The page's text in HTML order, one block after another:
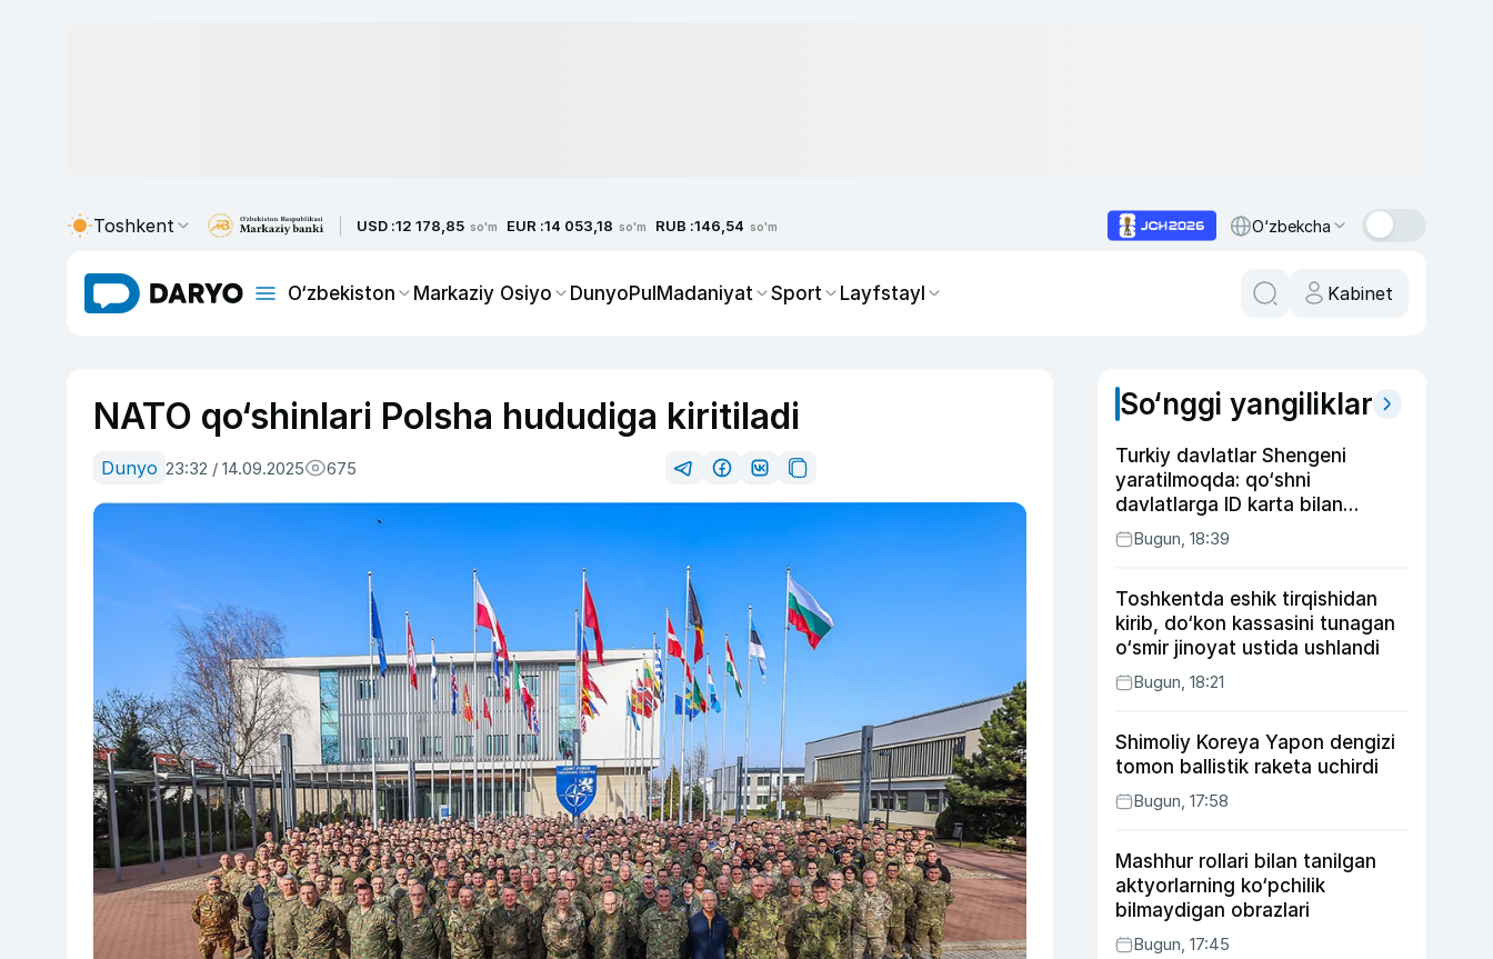
Toshkent USD :12 178,85 so'm EUR :14 053,18 so'm RUB :146,54 so'm O‘zbekcha
O‘zbekiston Markaziy Osiyo DunyoPulMadaniyat Sport Layfstayl Kabinet
NATO qo‘shinlari Polsha hududiga kiritiladi
Dunyo 23:32 / 14.09.2025 675
So‘nggi yangiliklar
Turkiy davlatlar Shengeni
yaratilmoqda: qo‘shni
davlatlarga ID karta bilan
boriladi
Bugun, 18:39
Toshkentda eshik tirqishidan
kirib, do‘kon kassasini tunagan
o‘smir jinoyat ustida ushlandi
Bugun, 18:21
Shimoliy Koreya Yapon dengizi
tomon ballistik raketa uchirdi
Bugun, 17:58
Mashhur rollari bilan tanilgan
aktyorlarning ko‘pchilik
bilmaydigan obrazlari
Bugun, 17:45